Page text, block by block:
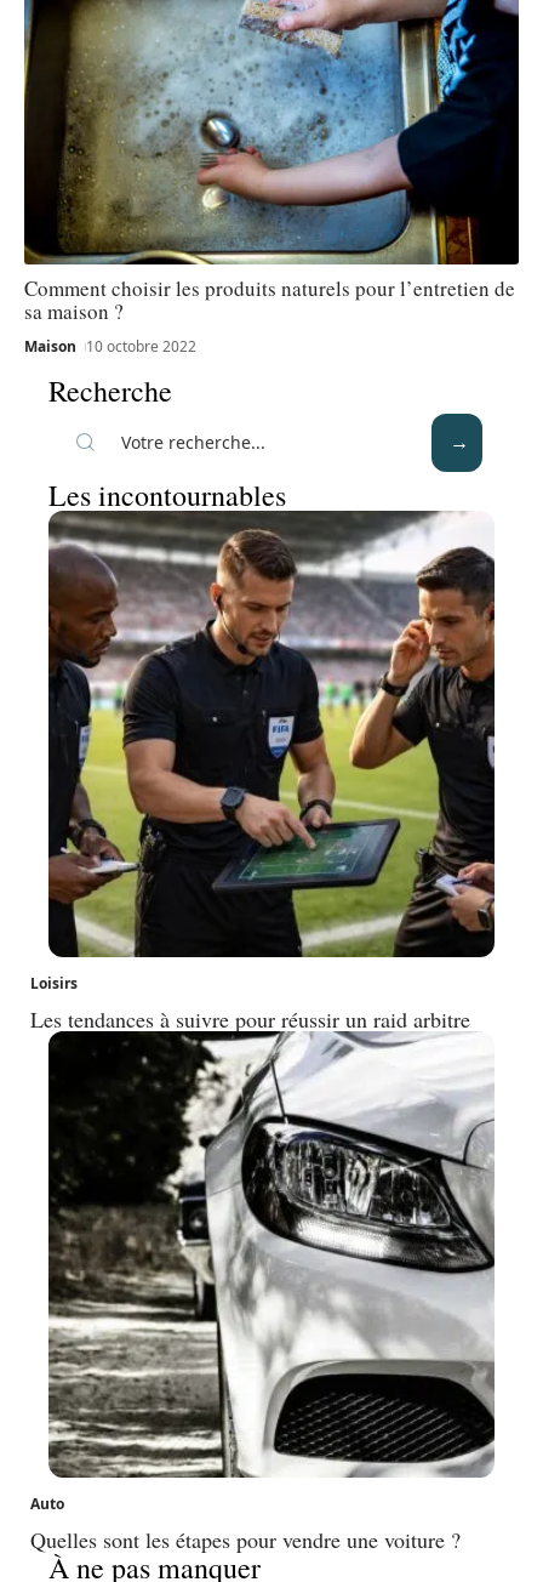
Comment choisir les produits naturels pour l’entretien de
sa maison ?
Maison 10 octobre 2022
Recherche
Les incontournables
Loisirs
Les tendances à suivre pour réussir un raid arbitre
Auto
Quelles sont les étapes pour vendre une voiture ?
À ne pas manquer